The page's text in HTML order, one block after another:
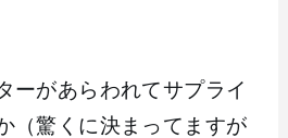
ーがあらわれてサプライ
（驚くに決まってますが